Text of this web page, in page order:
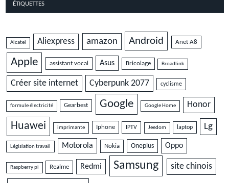
ÉTIQUETTES
Alcatel Aliexpress amazon Android Anet A8
Apple assistant vocal Asus Bricolage Broadlink
Créer site internet Cyberpunk 2077 cyclisme
formule électricité Gearbest Google Google Home Honor
Huawei imprimante Iphone IPTV Jeedom laptop Lg
Législation travail Motorola Nokia Oneplus Oppo
Raspberry pi Realme Redmi Samsung site chinois